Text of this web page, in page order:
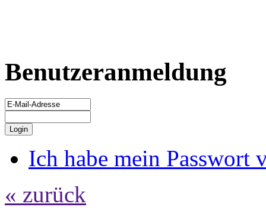
Benutzeranmeldung
Ich habe mein Passwort
« zurück